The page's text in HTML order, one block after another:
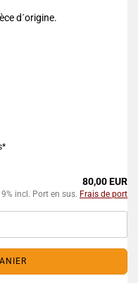
d´origine.
80,00 EUR
incl. Port en sus. Frais de port